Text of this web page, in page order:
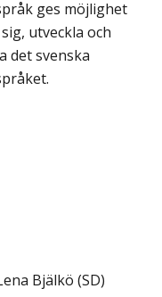
ges möjlighet
utveckla och
det svenska
Bjälkö (SD)